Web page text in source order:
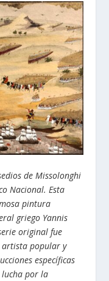
de Missolonghi
Nacional. Esta
pintura
griego Yannis
original fue
artista popular y
específicas
por la